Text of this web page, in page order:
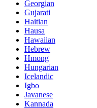
Georgian
Gujarati
Haitian
Hausa
Hawaiian
Hebrew
Hmong
Hungarian
Icelandic
Igbo
Javanese
Kannada